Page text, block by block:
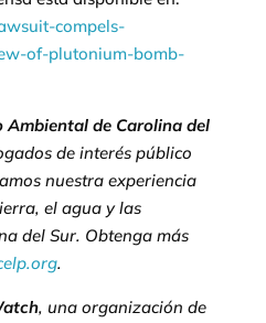
compels-
of-plutonium-bomb-
Ambiental de Carolina del
de interés público
nuestra experiencia
el agua y las
del Sur. Obtenga más
.
, una organización de